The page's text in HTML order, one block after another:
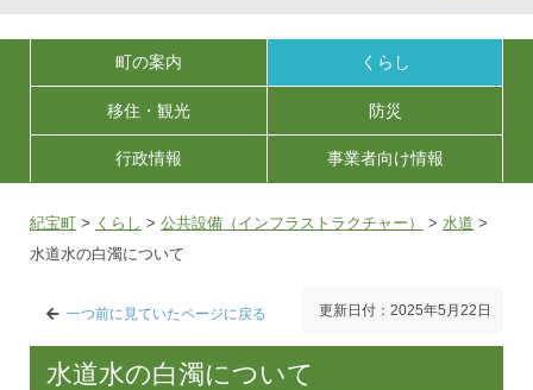
町の案内 くらし
移住・観光 防災
行政情報 事業者向け情報
紀宝町 > くらし > 公共設備（インフラストラクチャー） > 水道 >
水道水の白濁について
一つ前に見ていたページに戻る 更新日付：2025年5月22日
水道水の白濁について